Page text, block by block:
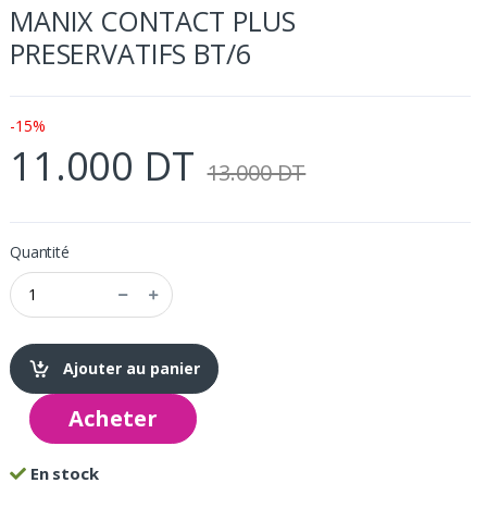
MANIX CONTACT PLUS
PRESERVATIFS BT/6
-15%
11.000 DT 13.000 DT
Quantité
Ajouter au panier
Acheter
En stock